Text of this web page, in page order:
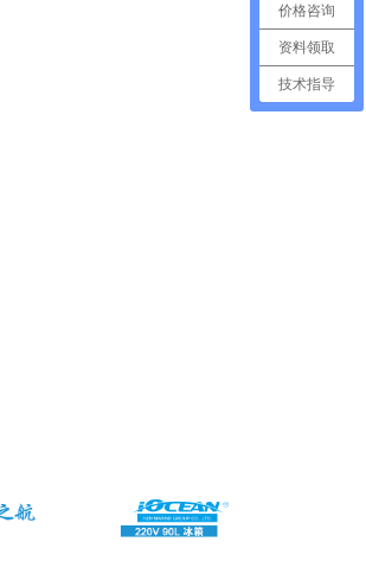
价格咨询
资料领取
技术指导